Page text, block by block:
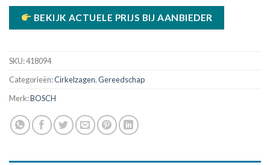
BEKIJK ACTUELE PRIJS BIJ AANBIEDER
SKU:418094
Categorieën:Cirkelzagen,Gereedschap
Merk:BOSCH